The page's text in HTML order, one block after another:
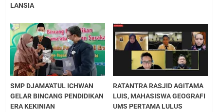
LANSIA
SMP DJAMA'ATUL ICHWAN
GELAR BINCANG PENDIDIKAN
ERA KEKINIAN
RATANTRA RASJID AGITAMA
LUIS, MAHASISWA GEOGRAFI
UMS PERTAMA LULUS